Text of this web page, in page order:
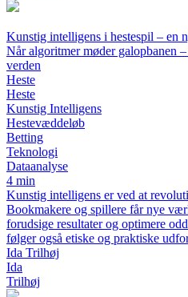
Kunstig intelligens i hestespil – en
Når algoritmer møder galopbanen
verden
Heste
Heste
Kunstig Intelligens
Hestevæddeløb
Betting
Teknologi
Dataanalyse
4 min
Kunstig intelligens er ved at
Bookmakere og spillere får nye
forudsige resultater og optimere
følger også etiske og praktiske
Ida Trilhøj
Ida
Trilhøj